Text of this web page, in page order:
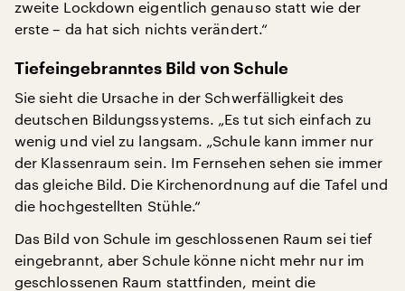
zweite Lockdown eigentlich genauso statt wie der
erste – da hat sich nichts verändert.“
Tiefeingebranntes Bild von Schule
Sie sieht die Ursache in der Schwerfälligkeit des
deutschen Bildungssystems. „Es tut sich einfach zu
wenig und viel zu langsam. „Schule kann immer nur
der Klassenraum sein. Im Fernsehen sehen sie immer
das gleiche Bild. Die Kirchenordnung auf die Tafel und
die hochgestellten Stühle.“
Das Bild von Schule im geschlossenen Raum sei tief
eingebrannt, aber Schule könne nicht mehr nur im
geschlossenen Raum stattfinden, meint die